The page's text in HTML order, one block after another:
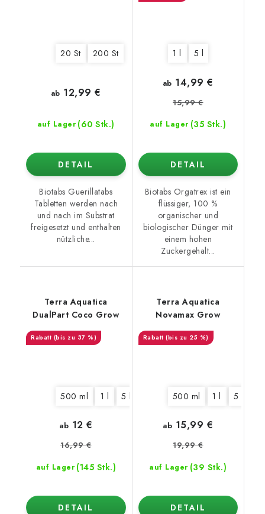
20 St 200 St
auf Lager (60 Stk.)
ab 12,99 €
DETAIL
Biotabs Guerillatabs
Tabletten werden nach
und nach im Substrat
freigesetzt und enthalten
nützliche...
1 l 5 l
auf Lager (35 Stk.)
ab 14,99 €
15,99 €
DETAIL
Biotabs Orgatrex ist ein
flüssiger, 100 %
organischer und
biologischer Dünger mit
einem hohen
Zuckergehalt...
Terra Aquatica
DualPart Coco Grow
(bis zu 37 %)
500 ml 1 l 5 l
auf Lager (145 Stk.)
ab 12 €
16,99 €
DETAIL
Terra Aquatica
Novamax Grow
(bis zu 25 %)
500 ml 1 l 5 l
auf Lager (39 Stk.)
ab 15,99 €
19,99 €
DETAIL